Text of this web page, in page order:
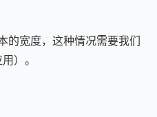
的宽度，这种情况需要我们
）。